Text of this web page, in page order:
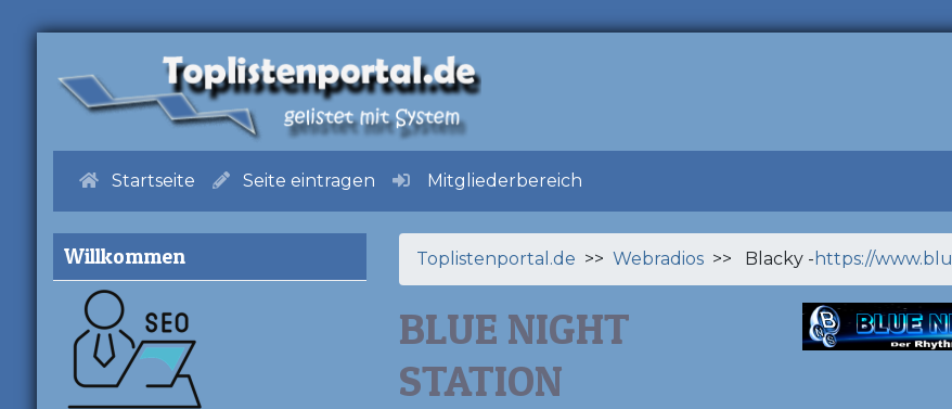
Startseite Seite eintragen Mitgliederbereich
Willkommen Toplistenportal.de >> Webradios>> Blacky - https://
BLUE NIGHT
STATION